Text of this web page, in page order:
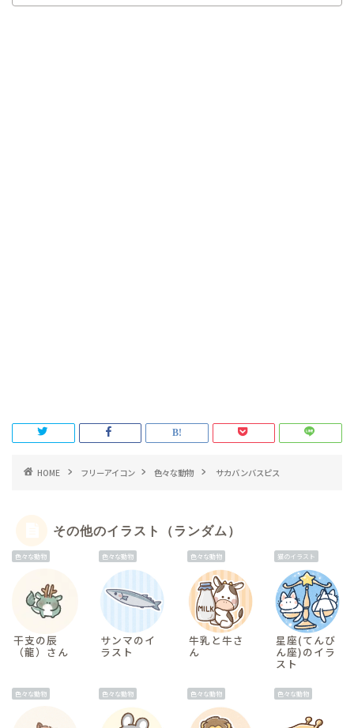
HOME フリーアイコン 色々な動物 サカバンバスピス
その他のイラスト（ランダム）
色々な動物
干支の辰
（龍）さん
色々な動物
サンマのイ
ラスト
色々な動物
牛乳と牛さ
ん
猫のイラスト
星座(てんび
ん座)のイラ
スト
色々な動物 色々な動物 色々な動物 色々な動物